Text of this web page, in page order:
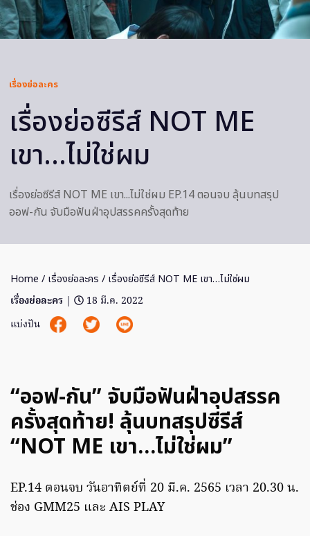
เรื่องย่อละคร
เรื่องย่อซีรีส์ NOT ME
เขา…ไม่ใช่ผม
เรื่องย่อซีรีส์ NOT ME เขา...ไม่ใช่ผม EP.14 ตอนจบ ลุ้นบทสรุป
ออฟ-กัน จับมือฟันฝ่าอุปสรรคครั้งสุดท้าย
Home / เรื่องย่อละคร / เรื่องย่อซีรีส์ NOT ME เขา…ไม่ใช่ผม
เรื่องย่อละคร |
18 มี.ค. 2022
แบ่งปัน
“ออฟ-กัน” จับมือฟันฝ่าอุปสรรค
ครั้งสุดท้าย! ลุ้นบทสรุปซีรีส์
“NOT ME เขา…ไม่ใช่ผม”
EP.14 ตอนจบ วันอาทิตย์ที่ 20 มี.ค. 2565 เวลา 20.30 น.
ช่อง GMM25 และ AIS PLAY